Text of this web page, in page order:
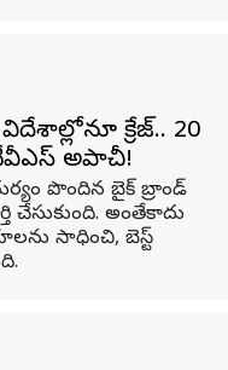
క్రేజ్.. 20
టీవీఎస్ అపాచీ!
పొందిన బైక్ బ్రాండ్
చేసుకుంది. అంతేకాదు
సాధించి, బెస్ట్